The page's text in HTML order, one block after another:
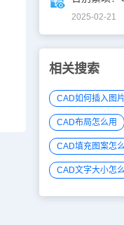
2025-02-21
相关搜索
CAD如何插入图片
CAD布局怎么用
CAD填充图案怎
CAD文字大小怎